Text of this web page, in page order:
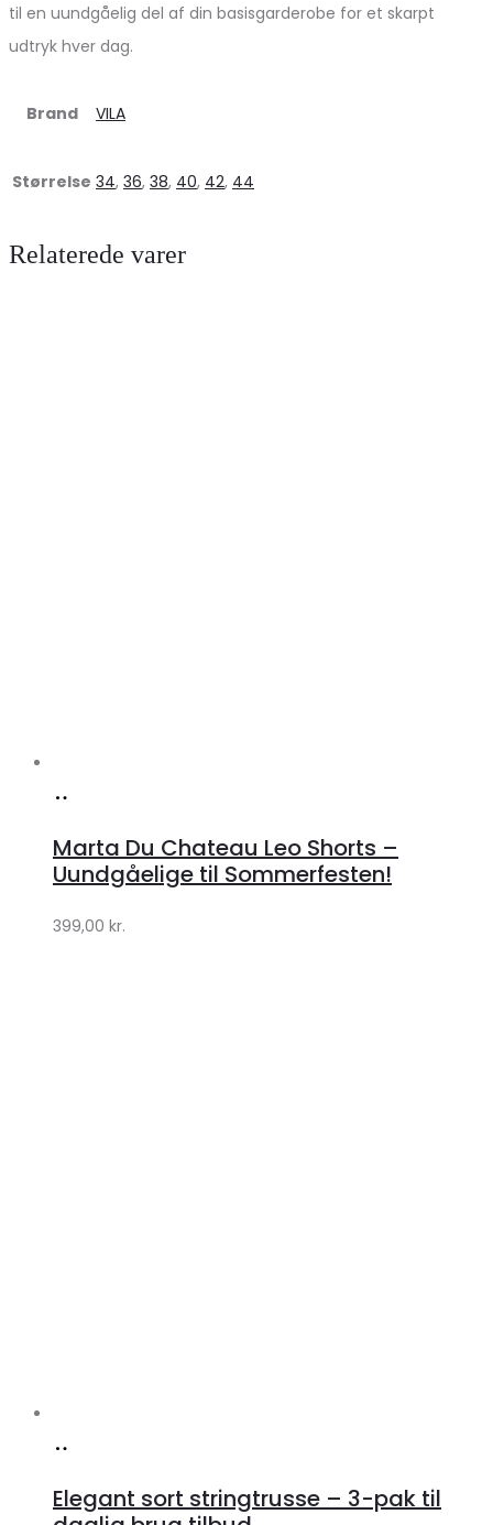
til en uundgåelig del af din basisgarderobe for et skarpt
udtryk hver dag.
Brand VILA
Størrelse 34, 36, 38, 40, 42, 44
Relaterede varer
Klædeskabet.dk
Marta Du Chateau Leo Shorts –
Uundgåelige til Sommerfesten!
399,00 kr.
Klædeskabet.dk
Elegant sort stringtrusse – 3-pak til